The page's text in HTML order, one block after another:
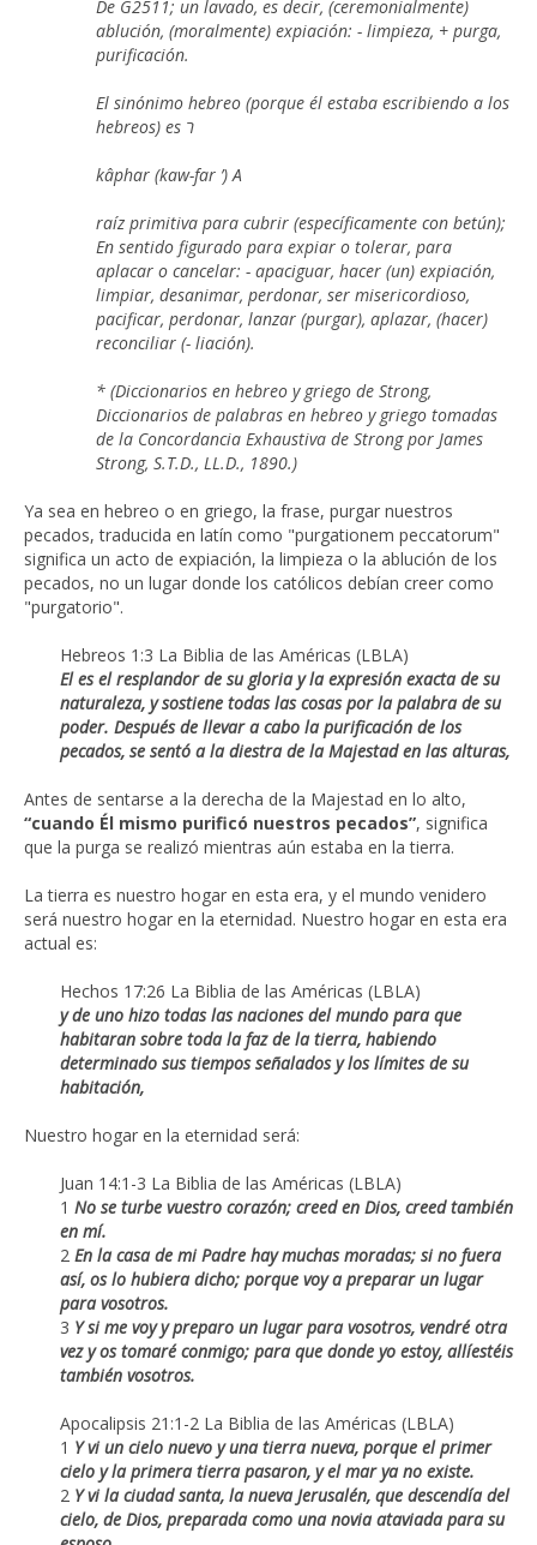
De G2511; un lavado, es decir, (ceremonialmente)
ablución, (moralmente) expiación: - limpieza, + purga,
purificación.
El sinónimo hebreo (porque él estaba escribiendo a los
hebreos) es ר
kâphar (kaw-far ’) A
raíz primitiva para cubrir (específicamente con betún);
En sentido figurado para expiar o tolerar, para
aplacar o cancelar: - apaciguar, hacer (un) expiación,
limpiar, desanimar, perdonar, ser misericordioso,
pacificar, perdonar, lanzar (purgar), aplazar, (hacer)
reconciliar (- liación).
* (Diccionarios en hebreo y griego de Strong,
Diccionarios de palabras en hebreo y griego tomadas
de la Concordancia Exhaustiva de Strong por James
Strong, S.T.D., LL.D., 1890.)
Ya sea en hebreo o en griego, la frase, purgar nuestros
pecados, traducida en latín como "purgationem peccatorum"
significa un acto de expiación, la limpieza o la ablución de los
pecados, no un lugar donde los católicos debían creer como
"purgatorio".
Hebreos 1:3 La Biblia de las Américas (LBLA)
El es el resplandor de su gloria y la expresión exacta de su
naturaleza, y sostiene todas las cosas por la palabra de su
poder. Después de llevar a cabo la purificación de los
pecados, se sentó a la diestra de la Majestad en las alturas,
Antes de sentarse a la derecha de la Majestad en lo alto,
“cuando Él mismo purificó nuestros pecados”, significa
que la purga se realizó mientras aún estaba en la tierra.
La tierra es nuestro hogar en esta era, y el mundo venidero
será nuestro hogar en la eternidad. Nuestro hogar en esta era
actual es:
Hechos 17:26 La Biblia de las Américas (LBLA)
y de uno hizo todas las naciones del mundo para que
habitaran sobre toda la faz de la tierra, habiendo
determinado sus tiempos señalados y los límites de su
habitación,
Nuestro hogar en la eternidad será:
Juan 14:1-3 La Biblia de las Américas (LBLA)
1 No se turbe vuestro corazón; creed en Dios, creed también
en mí.
2 En la casa de mi Padre hay muchas moradas; si no fuera
así, os lo hubiera dicho; porque voy a preparar un lugar
para vosotros.
3 Y si me voy y preparo un lugar para vosotros, vendré otra
vez y os tomaré conmigo; para que donde yo estoy, allíestéis
también vosotros.
Apocalipsis 21:1-2 La Biblia de las Américas (LBLA)
1 Y vi un cielo nuevo y una tierra nueva, porque el primer
cielo y la primera tierra pasaron, y el mar ya no existe.
2 Y vi la ciudad santa, la nueva Jerusalén, que descendía del
cielo, de Dios, preparada como una novia ataviada para su